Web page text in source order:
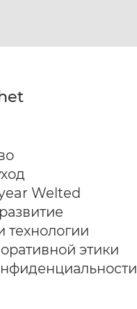
Welted
технологии
этики